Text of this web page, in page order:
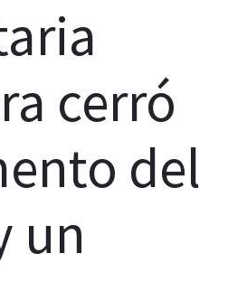
cerró
del
un